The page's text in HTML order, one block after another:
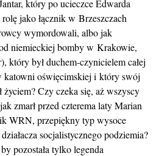
który po ucieczce Edwarda
rolę jako łącznik w Brzeszczach
wymordowali, albo jak
niemieckiej bomby w Krakowie,
który był duchem-czynicielem całej
oświęcimskiej i który swój
życiem? Czy czeka się, aż wszyscy
zmarł przed czterema laty Marian
WRN, przepiękny typ wysoce
socjalistycznego podziemia?
pozostała tylko legenda